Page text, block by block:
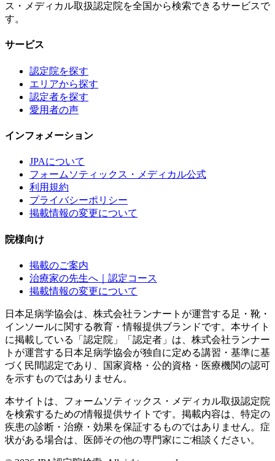
ス・メディカル取扱認定院を全国から検索できるサービスで
す。
サービス
認定院を探す
エリアから探す
認定者を探す
愛用者の声
インフォメーション
JPAについて
フォームソティックス・メディカル公式
利用規約
プライバシーポリシー
掲載情報の変更について
院様向け
掲載のご案内
治療家の先生へ｜認定コース
掲載情報の変更について
日本足病学協会は、株式会社ランナートが運営する足・靴・
インソールに関する教育・情報提供ブランドです。本サイト
に掲載している「認定院」「認定者」は、株式会社ランナー
トが運営する日本足病学協会が独自に定める講習・基準に基
づく民間認定であり、国家資格・公的資格・医療機関の認可
を示すものではありません。
本サイトは、フォームソティックス・メディカル取扱認定院
を検索するための情報提供サイトです。掲載内容は、特定の
疾患の診断・治療・効果を保証するものではありません。症
状がある場合は、医師その他の専門家にご相談ください。